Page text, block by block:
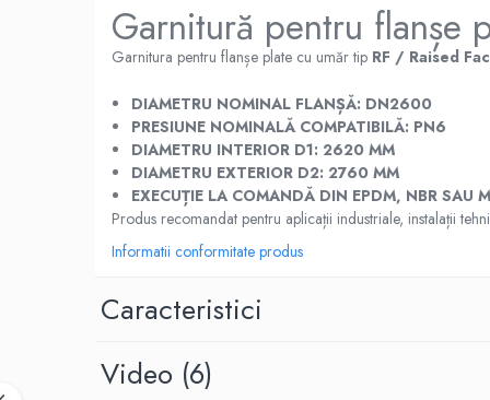
Placi din cauciuc spongios
EPDM Spongios
Marsit (clingherit)
Covoare cauciuc antiderapant
Covor din granule de cauciuc
Protectie la electrocutare
Aparate reazem din neopren
Benzi transportoare
Banda transportoare din cauciuc
Garnitură pentru flanșe
Garnitura pentru flanșe plate cu umăr tip RF / Raised
DIAMETRU NOMINAL FLANȘĂ: DN2600
PRESIUNE NOMINALĂ COMPATIBILĂ: PN6
DIAMETRU INTERIOR D1: 2620 MM
DIAMETRU EXTERIOR D2: 2760 MM
EXECUȚIE LA COMANDĂ DIN EPDM, NBR
Produs recomandat pentru aplicații industriale, instalații
Informatii conformitate produs
Caracteristici
Video (6)